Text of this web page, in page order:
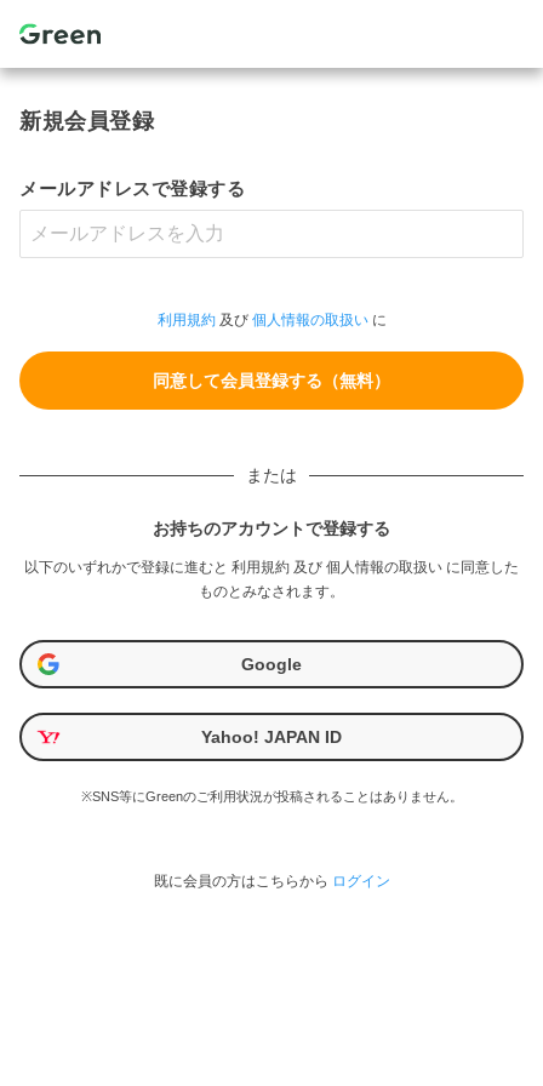
新規会員登録
メールアドレスで登録する
利用規約及び 個人情報の取扱いに
または
お持ちのアカウントで登録する
以下のいずれかで登録に進むと 利用規約 及び 個人情報の取扱い に同意した
ものとみなされます。
Google
Yahoo! JAPAN ID
※SNS等にGreenのご利用状況が投稿されることはありません。
既に会員の方はこちらから ログイン